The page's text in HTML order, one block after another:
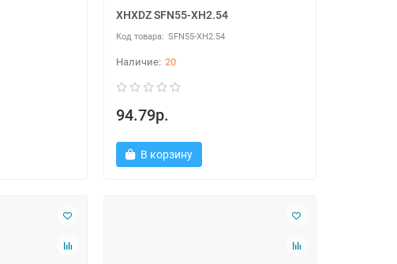
XHXDZ SFN55-XH2.54
SFN55-XH2.54
20
94.79р.
В корзину